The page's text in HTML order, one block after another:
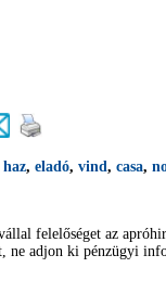
haz, eladó, vind, casa,
felelőséget az
ne adjon ki pénzügyi